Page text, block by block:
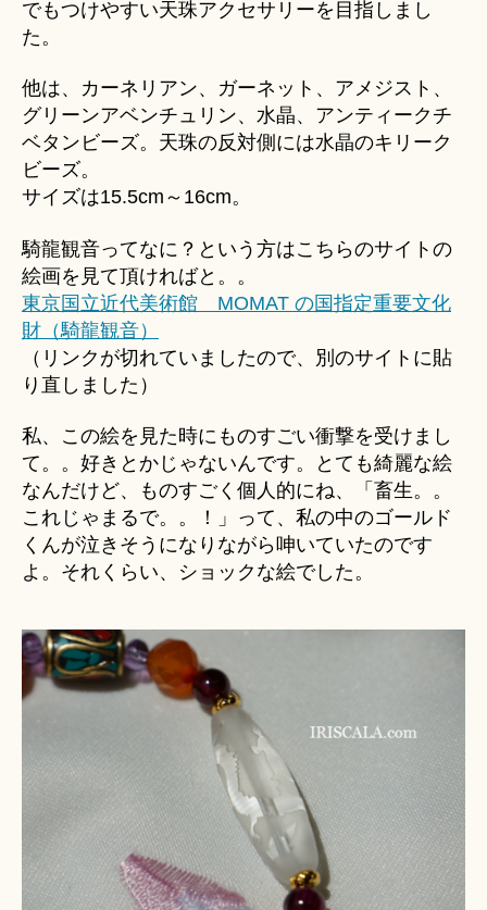
でもつけやすい天珠アクセサリーを目指しまし
た。
他は、カーネリアン、ガーネット、アメジスト、
グリーンアベンチュリン、水晶、アンティークチ
ベタンビーズ。天珠の反対側には水晶のキリーク
ビーズ。
サイズは15.5cm～16cm。
騎龍観音ってなに？という方はこちらのサイトの
絵画を見て頂ければと。。
東京国立近代美術館 MOMAT の国指定重要文化
財（騎龍観音）
（リンクが切れていましたので、別のサイトに貼
り直しました）
私、この絵を見た時にものすごい衝撃を受けまし
て。。好きとかじゃないんです。とても綺麗な絵
なんだけど、ものすごく個人的にね、「畜生。。
これじゃまるで。。！」って、私の中のゴールド
くんが泣きそうになりながら呻いていたのです
よ。それくらい、ショックな絵でした。